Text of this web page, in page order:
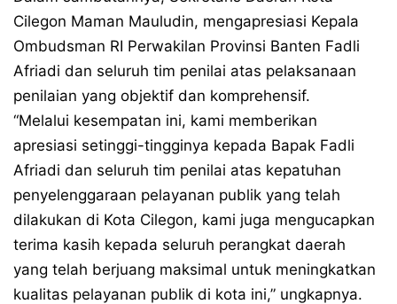
Cilegon Maman Mauludin, mengapresiasi Kepala
Ombudsman RI Perwakilan Provinsi Banten Fadli
Afriadi dan seluruh tim penilai atas pelaksanaan
penilaian yang objektif dan komprehensif.
“Melalui kesempatan ini, kami memberikan
apresiasi setinggi-tingginya kepada Bapak Fadli
Afriadi dan seluruh tim penilai atas kepatuhan
penyelenggaraan pelayanan publik yang telah
dilakukan di Kota Cilegon, kami juga mengucapkan
terima kasih kepada seluruh perangkat daerah
yang telah berjuang maksimal untuk meningkatkan
kualitas pelayanan publik di kota ini,” ungkapnya.